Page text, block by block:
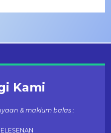
Kami
& maklum balas :